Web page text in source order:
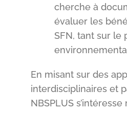
cherche à
évaluer les
SFN, tant sur le
En misant sur des
interdisciplinaires et
NBSPLUS